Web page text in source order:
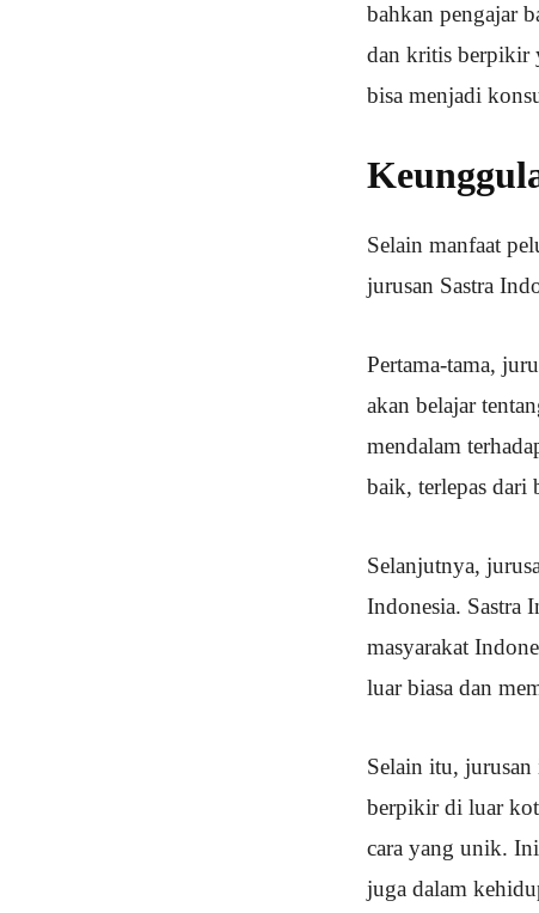
bahkan pengajar
dan kritis berpikir
bisa menjadi
Selain manfaat
jurusan Sastra
Pertama-tama,
akan belajar
mendalam
baik, terlepas
Selanjutnya,
Indonesia. Sastra
masyarakat
luar biasa dan
Selain itu,
berpikir di luar
cara yang unik.
juga dalam